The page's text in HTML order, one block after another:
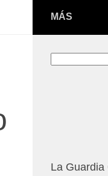
MÁS
La Guardia